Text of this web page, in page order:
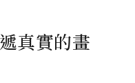
真實的畫